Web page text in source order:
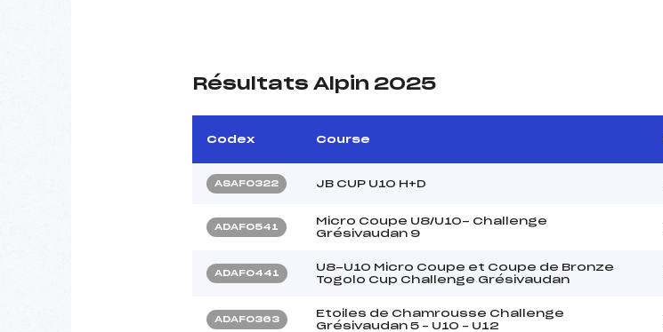
Résultats Alpin 2025
Codex Course
ASAF0322 JB CUP U10 H+D
ADAF0541
Micro Coupe U8/U10- Challenge
Grésivaudan 9
ADAF0441
U8-U10 Micro Coupe et Coupe de Bronze
Togolo Cup Challenge Grésivaudan
ADAF0363
Etoiles de Chamrousse Challenge
Grésivaudan 5 – U10 – U12